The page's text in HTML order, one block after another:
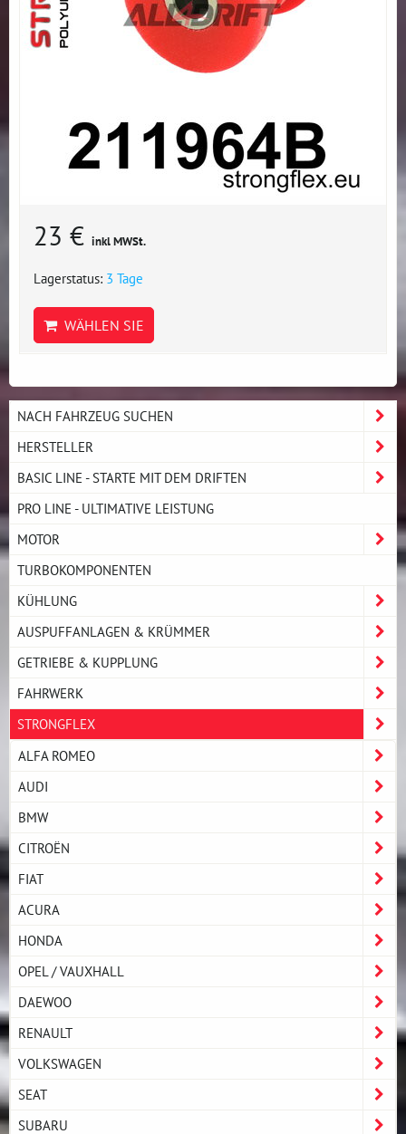
23 € inkl MWSt.
Lagerstatus: 3 Tage
WÄHLEN SIE
NACH FAHRZEUG SUCHEN
HERSTELLER
BASIC LINE - STARTE MIT DEM DRIFTEN
PRO LINE - ULTIMATIVE LEISTUNG
MOTOR
TURBOKOMPONENTEN
KÜHLUNG
AUSPUFFANLAGEN & KRÜMMER
GETRIEBE & KUPPLUNG
FAHRWERK
STRONGFLEX
ALFA ROMEO
AUDI
BMW
CITROËN
FIAT
ACURA
HONDA
OPEL / VAUXHALL
DAEWOO
RENAULT
VOLKSWAGEN
SEAT
SUBARU